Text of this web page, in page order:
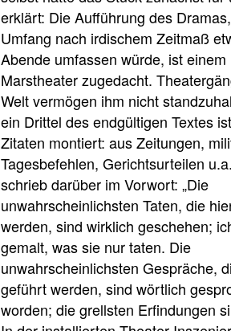
erklärt: Die Aufführung des
Umfang nach irdischem Zeitmaß
Abende umfassen würde, ist einem
Marstheater zugedacht.
Welt vermögen ihm nicht
ein Drittel des endgültigen Textes
Zitaten montiert: aus Zeitungen,
Tagesbefehlen, Gerichtsurteilen
schrieb darüber im Vorwort: „Die
unwahrscheinlichsten Taten, die
werden, sind wirklich geschehen;
gemalt, was sie nur taten. Die
unwahrscheinlichsten Gespräche,
geführt werden, sind wörtlich
worden; die grellsten Erfindungen